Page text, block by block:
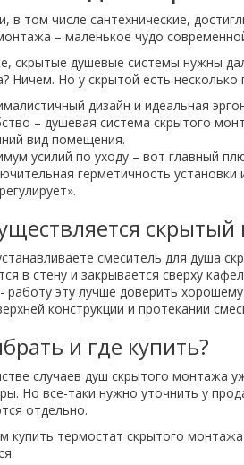
в том числе сантехнические,
– маленькое чудо
скрытые душевые системы нужны
Ничем. Но у скрытой есть несколько
дизайн и идеальная
– душевая система скрытого
вид помещения.
усилий по уходу – вот главный
герметичность
смеситель для душа
в стену и закрывается сверху
эту лучше доверить
конструкции и протекании
и где купить?
случаев душ скрытого монтажа
Но все-таки нужно уточнить у
отдельно.
купить термостат скрытого